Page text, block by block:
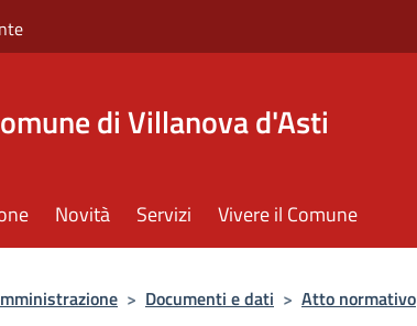
di Villanova d'Asti
Novità Servizi Vivere il Comune
> Documenti e dati > Atto normativo